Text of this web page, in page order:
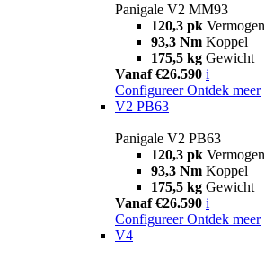
Panigale V2 MM93
120,3 pk Vermogen
93,3 Nm Koppel
175,5 kg Gewicht
Vanaf €26.590 i
Configureer Ontdek meer
V2 PB63
Panigale V2 PB63
120,3 pk Vermogen
93,3 Nm Koppel
175,5 kg Gewicht
Vanaf €26.590 i
Configureer Ontdek meer
V4